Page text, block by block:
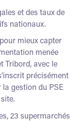
et des taux de
nationaux.
mieux capter
menée
Tribord, avec le
précisément
gestion du PSE
23 supermarchés